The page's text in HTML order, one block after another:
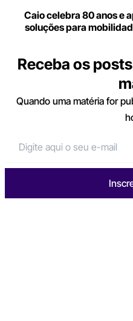
Caio celebra 80 anos e
soluções para
Receba os
Quando uma matéria for